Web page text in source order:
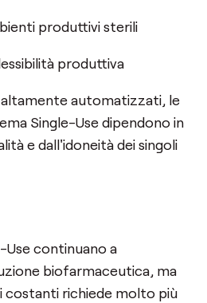
produttivi sterili
produttiva
automatizzati, le
Single-Use dipendono in
e dall'idoneità dei singoli
continuano a
biofarmaceutica, ma
richiede molto più